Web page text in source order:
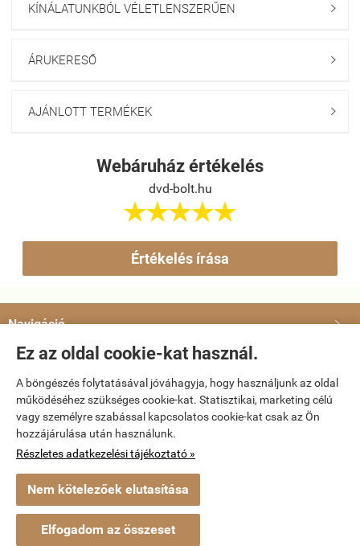
Ez az oldal cookie-kat használ.
A böngészés folytatásával jóváhagyja, hogy használjunk az oldal
működéséhez szükséges cookie-kat. Statisztikai, marketing célú
vagy személyre szabással kapcsolatos cookie-kat csak az Ön
hozzájárulása után használunk.
Részletes adatkezelési tájékoztató »
Nem kötelezőek elutasítása
Elfogadom az összeset
KÍNÁLATUNKBÓL VÉLETLENSZERŰEN 
ÁRUKERESŐ 
AJÁNLOTT TERMÉKEK 
Webáruház értékelés
dvd-bolt.hu

Értékelés írása
Navigáció 
Bemutatkozás
Elérhetőségek
Webáruház készítés